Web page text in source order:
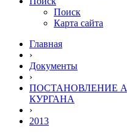
Поиск
Карта сайта
Главная
›
Документы
›
ПОСТАНОВЛЕНИЕ
КУРГАНА
›
2013